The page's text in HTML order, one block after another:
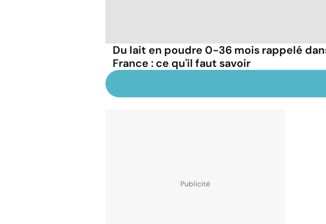
Du lait en poudre 0-36 mois rappelé
France : ce qu'il faut savoir